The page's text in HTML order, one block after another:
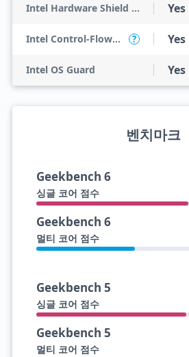
Intel Hardware Shield Eligibility Yes
Intel Control-Flow Enforcement Technology ? Yes
Intel OS Guard Yes
벤치마크
Geekbench 6
싱글 코어 점수
Geekbench 6
멀티 코어 점수
Geekbench 5
싱글 코어 점수
Geekbench 5
멀티 코어 점수